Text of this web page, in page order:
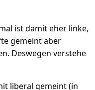
ist damit eher linke,
gemeint aber
Deswegen verstehe
liberal gemeint (in